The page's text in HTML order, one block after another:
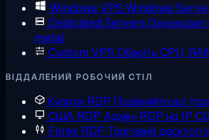
Windows VPS Windows
Dedicated Servers
metal
Custom VPS Оберіть CPU,
ВІДДАЛЕНИЙ РОБОЧИЙ СТІЛ
Купити RDP Порівняйте всі
США RDP Адмін-RDP на IP
Forex RDP Торговий десктоп